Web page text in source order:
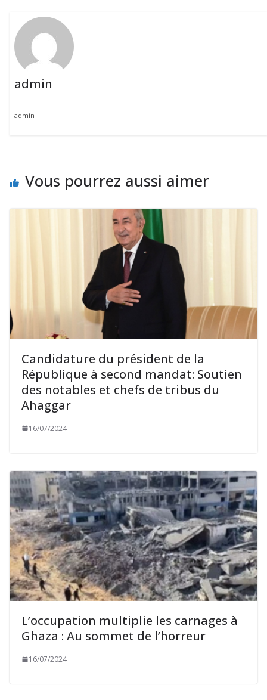
admin
admin
Vous pourrez aussi aimer
Candidature du président de la
République à second mandat: Soutien
des notables et chefs de tribus du
Ahaggar
16/07/2024
L’occupation multiplie les carnages à
Ghaza : Au sommet de l’horreur
16/07/2024